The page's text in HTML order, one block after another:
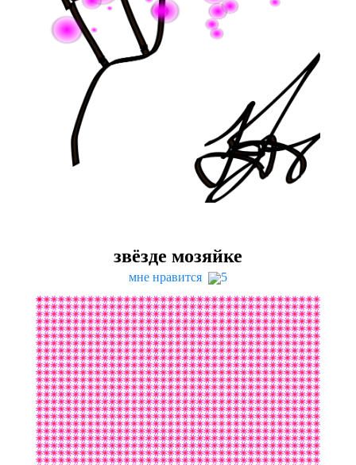
звёзде мозяйке
мне нравится 5